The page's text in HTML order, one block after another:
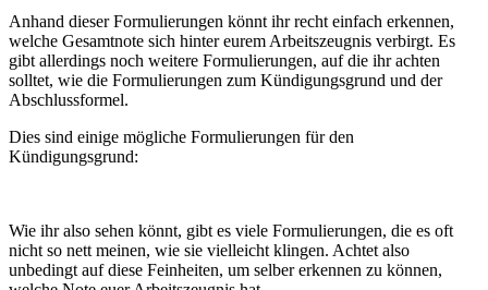
Anhand dieser Formulierungen könnt ihr recht einfach erkennen,
welche Gesamtnote sich hinter eurem Arbeitszeugnis verbirgt. Es
gibt allerdings noch weitere Formulierungen, auf die ihr achten
solltet, wie die Formulierungen zum Kündigungsgrund und der
Abschlussformel.
Dies sind einige mögliche Formulierungen für den
Kündigungsgrund:
Wie ihr also sehen könnt, gibt es viele Formulierungen, die es oft
nicht so nett meinen, wie sie vielleicht klingen. Achtet also
unbedingt auf diese Feinheiten, um selber erkennen zu können,